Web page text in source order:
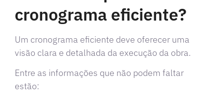
cronograma eficiente?
Um cronograma eficiente deve oferecer uma
visão clara e detalhada da execução da obra.
Entre as informações que não podem faltar
estão: